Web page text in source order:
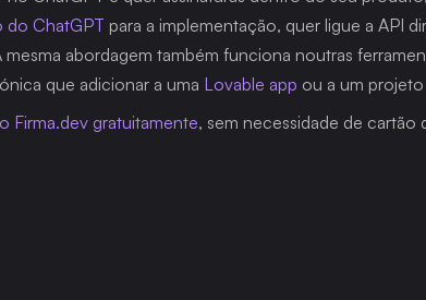
do ChatGPT para a implementação, quer ligue a API
mesma abordagem também funciona noutras
que adicionar a uma Lovable app ou a um
Firma.dev gratuitamente, sem necessidade de cartão